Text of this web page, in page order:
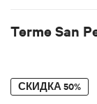
Terme San
СКИДКА50%